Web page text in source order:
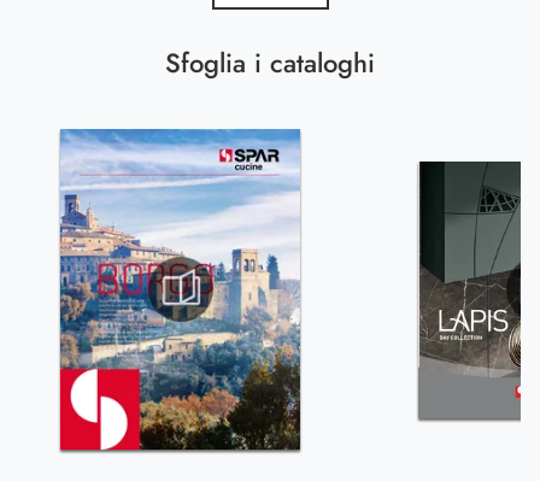
Sfoglia i cataloghi